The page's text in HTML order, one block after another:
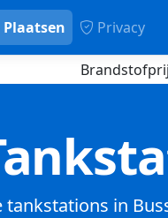
Privacy
tankstations in